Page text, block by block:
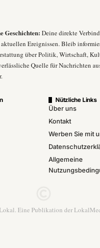
Geschichten: Deine direkte
Ereignissen. Bleib
über Politik, Wirtschaft,
Quelle für Nachrichten
Nützliche Links
Über uns
Kontakt
Werben Sie mit
Allgemeine
Eine Publikation der